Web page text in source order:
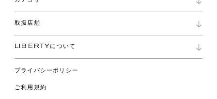
お問い合わせ
よくあるご質問
ご利用ガイド
コレクション
ファブリックス
バッグ
ウェア
ライフスタイル
取扱店舗
リバティ・ファブリックス
LIBERTYについて
プライバシーポリシー
ご利用規約